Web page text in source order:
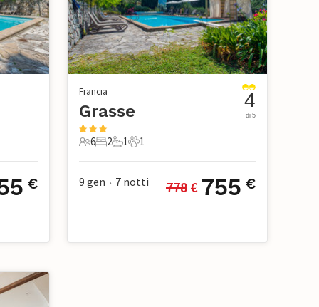
€
Francia
Grasse
6 Ospiti
6
2 Camere da letto
2
1 Bagno
1
1 Animale domestico
1
4
di 5
9 gen • 7 notti 778 € 755 €